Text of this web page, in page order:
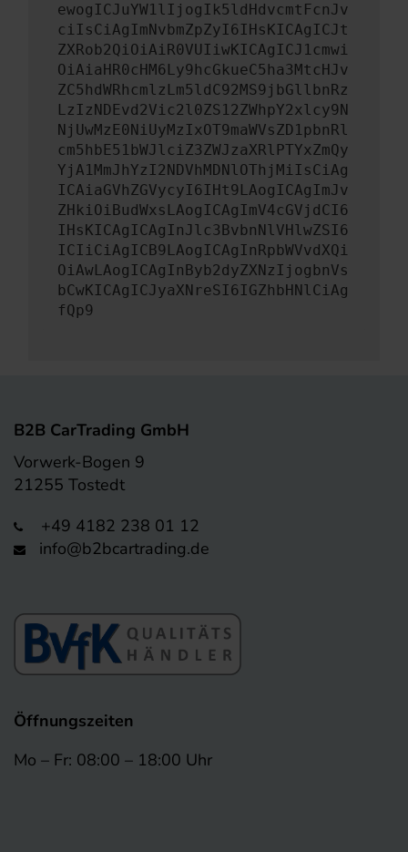
ewogICJuYW1lIjogIk5ldHdvcmtFcnJv
ciIsCiAgImNvbmZpZyI6IHsKICAgICJt
ZXRob2QiOiAiR0VUIiwKICAgICJ1cmwi
OiAiaHR0cHM6Ly9hcGkueC5ha3MtcHJv
ZC5hdWRhcmlzLm5ldC92MS9jbGllbnRz
LzIzNDEvd2Vic2l0ZS12ZWhpY2xlcy9N
NjUwMzE0NiUyMzIxOT9maWVsZD1pbnRl
cm5hbE51bWJlciZ3ZWJzaXRlPTYxZmQy
YjA1MmJhYzI2NDVhMDNlOThjMiIsCiAg
ICAiaGVhZGVycyI6IHt9LAogICAgImJv
ZHkiOiBudWxsLAogICAgImV4cGVjdCI6
IHsKICAgICAgInJlc3BvbnNlVHlwZSI6
ICIiCiAgICB9LAogICAgInRpbWVvdXQi
OiAwLAogICAgInByb2dyZXNzIjogbnVs
bCwKICAgICJyaXNreSI6IGZhbHNlCiAg
fQp9
B2B CarTrading GmbH
Vorwerk-Bogen 9
21255 Tostedt
+49 4182 238 01 12
info@b2bcartrading.de
Öffnungszeiten
Mo – Fr: 08:00 – 18:00 Uhr